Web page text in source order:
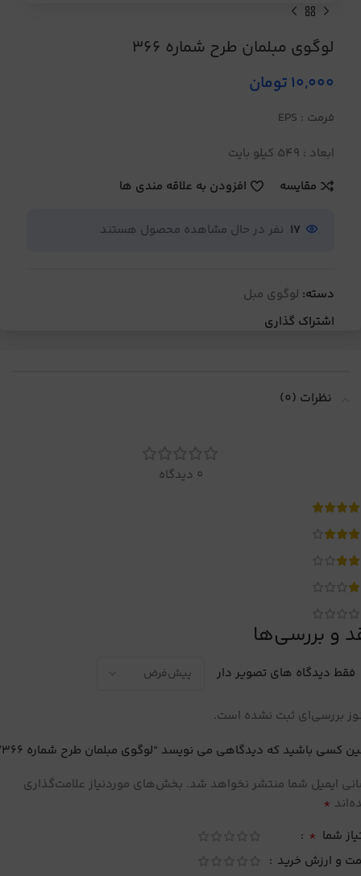
لوگوی مبلمان طرح شماره 366
10,000تومان
فرمت : EPS
ابعاد : 549 کیلو بایت
مقایسه
افزودن به علاقه مندی ها
17 نفر در حال مشاهده محصول هستند
دسته: لوگوی مبل
اشتراک گذاری
نظرات (0)
0 دیدگاه
و بررسی‌ها
فقط دیدگاه های تصویر دار
بررسی‌ای ثبت نشده است.
کسی باشید که دیدگاهی می نویسد “لوگوی مبلمان طرح شماره 366”
ایمیل شما منتشر نخواهد شد. بخش‌های موردنیاز علامت‌گذاری
*
شما *
و ارزش خرید